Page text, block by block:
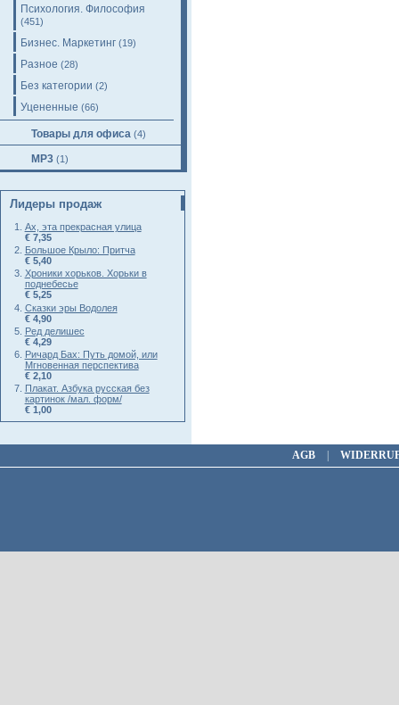
Психология. Философия
(451)
Бизнес. Маркетинг (19)
Разное (28)
Без категории (2)
Уцененные (66)
Товары для офиса (4)
MP3 (1)
Лидеры продаж
Ах, эта прекрасная улица
€ 7,35
Большое Крыло: Притча
€ 5,40
Хроники хорьков. Хорьки в
поднебесье
€ 5,25
Сказки эры Водолея
€ 4,90
Ред делишес
€ 4,29
Ричард Бах: Путь домой, или
Мгновенная перспектива
€ 2,10
Плакат. Азбука русская без
картинок /мал. форм/
€ 1,00
AGB